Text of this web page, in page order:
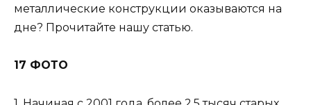
металлические конструкции оказываются на
дне? Прочитайте нашу статью.
17 ФОТО